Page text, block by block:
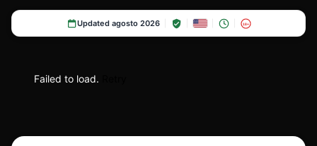
Updated agosto 2026 18+
Failed to load.